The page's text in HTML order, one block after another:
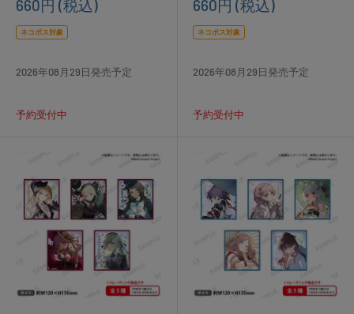
販
価
660円 (税込)
ネコポス対象
2026年08月29日発売予定
予約受付中
販
価
660円 (税込)
ネコポス対象
2026年08月29日発売予定
予約受付中